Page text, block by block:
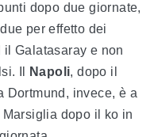
dopo due giornate,
per effetto dei
Galatasaray e non
Il
Napoli, dopo il
Dortmund, invece, è a
dopo il ko in